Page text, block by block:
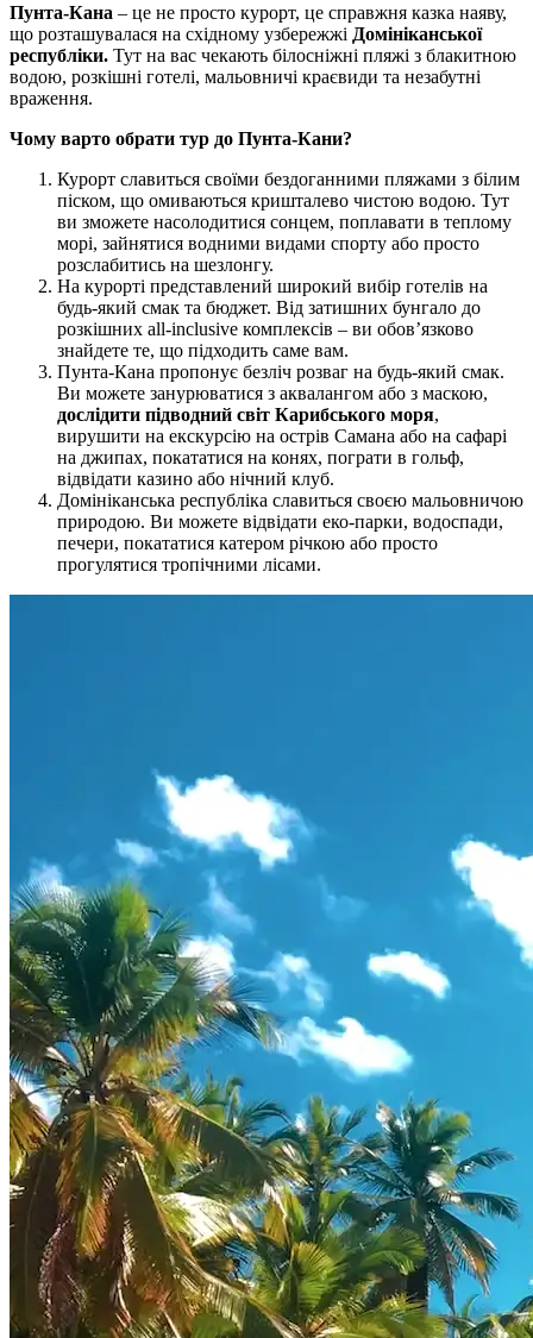
Пунта-Кана – це не просто курорт, це справжня казка наяву,
що розташувалася на східному узбережжі Домініканської
республіки. Тут на вас чекають білосніжні пляжі з блакитною
водою, розкішні готелі, мальовничі краєвиди та незабутні
враження.
Чому варто обрати тур до Пунта-Кани?
Курорт славиться своїми бездоганними пляжами з білим
піском, що омиваються кришталево чистою водою. Тут
ви зможете насолодитися сонцем, поплавати в теплому
морі, зайнятися водними видами спорту або просто
розслабитись на шезлонгу.
На курорті представлений широкий вибір готелів на
будь-який смак та бюджет. Від затишних бунгало до
розкішних all-inclusive комплексів – ви обов’язково
знайдете те, що підходить саме вам.
Пунта-Кана пропонує безліч розваг на будь-який смак.
Ви можете занурюватися з аквалангом або з маскою,
дослідити підводний світ Карибського моря,
вирушити на екскурсію на острів Самана або на сафарі
на джипах, покататися на конях, пограти в гольф,
відвідати казино або нічний клуб.
Домініканська республіка славиться своєю мальовничою
природою. Ви можете відвідати еко-парки, водоспади,
печери, покататися катером річкою або просто
прогулятися тропічними лісами.